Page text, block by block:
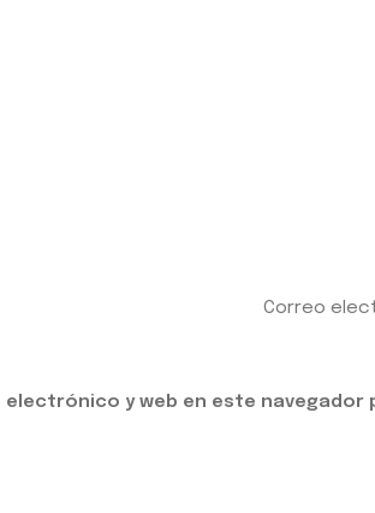
electrónico y web en este navegador